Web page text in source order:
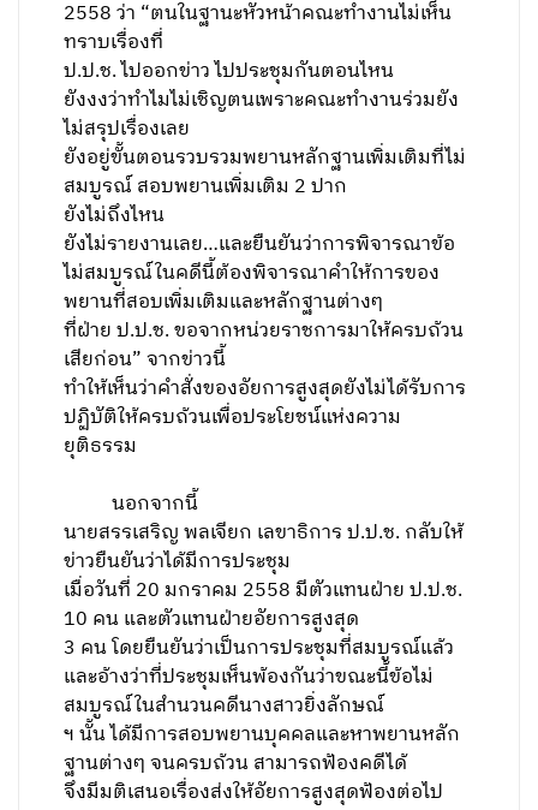
2558 ว่า “ตนในฐานะหัวหน้าคณะทำงานไม่เห็น
ทราบเรื่องที่
ป.ป.ช. ไปออกข่าว ไปประชุมกันตอนไหน
ยังงงว่าทำไมไม่เชิญตนเพราะคณะทำงานร่วมยัง
ไม่สรุปเรื่องเลย
ยังอยู่ขั้นตอนรวบรวมพยานหลักฐานเพิ่มเติมที่ไม่
สมบูรณ์ สอบพยานเพิ่มเติม 2 ปาก
ยังไม่ถึงไหน
ยังไม่รายงานเลย…และยืนยันว่าการพิจารณาข้อ
ไม่สมบูรณ์ในคดีนี้ต้องพิจารณาคำให้การของ
พยานที่สอบเพิ่มเติมและหลักฐานต่างๆ
ที่ฝ่าย ป.ป.ช. ขอจากหน่วยราชการมาให้ครบถ้วน
เสียก่อน” จากข่าวนี้
ทำให้เห็นว่าคำสั่งของอัยการสูงสุดยังไม่ได้รับการ
ปฏิบัติให้ครบถ้วนเพื่อประโยชน์แห่งความ
ยุติธรรม
นอกจากนี้
นายสรรเสริญ พลเจียก เลขาธิการ ป.ป.ช. กลับให้
ข่าวยืนยันว่าได้มีการประชุม
เมื่อวันที่ 20 มกราคม 2558 มีตัวแทนฝ่าย ป.ป.ช.
10 คน และตัวแทนฝ่ายอัยการสูงสุด
3 คน โดยยืนยันว่าเป็นการประชุมที่สมบูรณ์แล้ว
และอ้างว่าที่ประชุมเห็นพ้องกันว่าขณะนี้ข้อไม่
สมบูรณ์ในสำนวนคดีนางสาวยิ่งลักษณ์
ฯ นั้น ได้มีการสอบพยานบุคคลและหาพยานหลัก
ฐานต่างๆ จนครบถ้วน สามารถฟ้องคดีได้
จึงมีมติเสนอเรื่องส่งให้อัยการสูงสุดฟ้องต่อไป